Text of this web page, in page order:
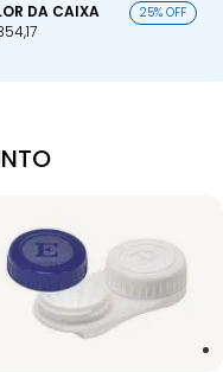
DA CAIXA
25% OFF